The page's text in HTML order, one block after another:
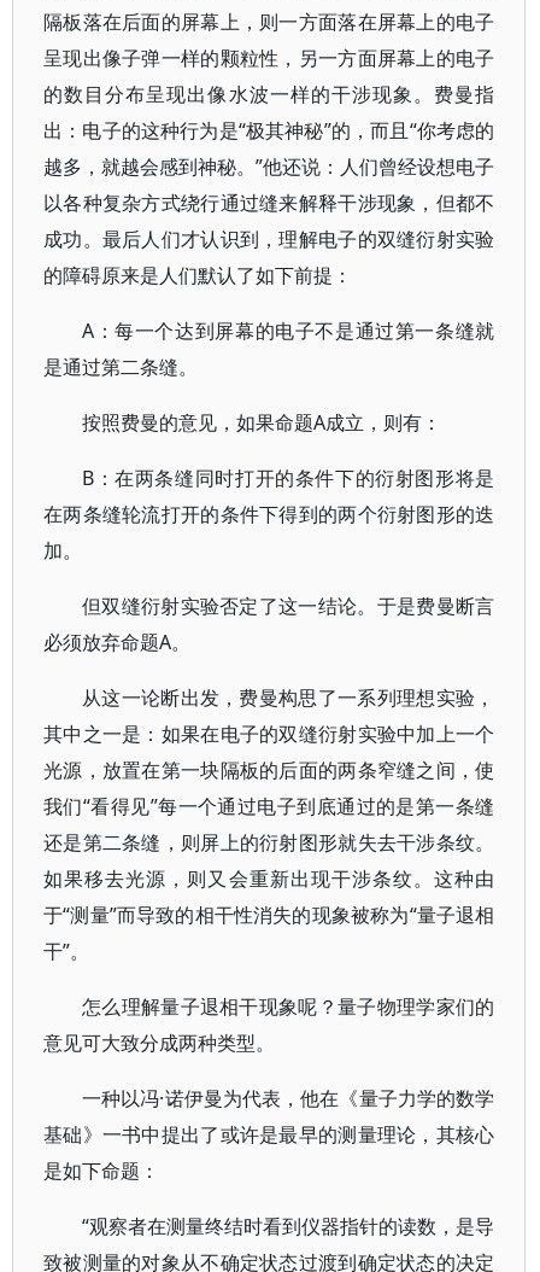
隔板落在后面的屏幕上，则一方面落在屏幕上的电子
呈现出像子弹一样的颗粒性，另一方面屏幕上的电子
的数目分布呈现出像水波一样的干涉现象。费曼指
出：电子的这种行为是“极其神秘”的，而且“你考虑的
越多，就越会感到神秘。”他还说：人们曾经设想电子
以各种复杂方式绕行通过缝来解释干涉现象，但都不
成功。最后人们才认识到，理解电子的双缝衍射实验
的障碍原来是人们默认了如下前提：
A：每一个达到屏幕的电子不是通过第一条缝就
是通过第二条缝。
按照费曼的意见，如果命题A成立，则有：
B：在两条缝同时打开的条件下的衍射图形将是
在两条缝轮流打开的条件下得到的两个衍射图形的迭
加。
但双缝衍射实验否定了这一结论。于是费曼断言
必须放弃命题A。
从这一论断出发，费曼构思了一系列理想实验，
其中之一是：如果在电子的双缝衍射实验中加上一个
光源，放置在第一块隔板的后面的两条窄缝之间，使
我们“看得见”每一个通过电子到底通过的是第一条缝
还是第二条缝，则屏上的衍射图形就失去干涉条纹。
如果移去光源，则又会重新出现干涉条纹。这种由
于“测量”而导致的相干性消失的现象被称为“量子退相
干”。
怎么理解量子退相干现象呢？量子物理学家们的
意见可大致分成两种类型。
一种以冯·诺伊曼为代表，他在《量子力学的数学
基础》一书中提出了或许是最早的测量理论，其核心
是如下命题：
“观察者在测量终结时看到仪器指针的读数，是导
致被测量的对象从不确定状态过渡到确定状态的决定